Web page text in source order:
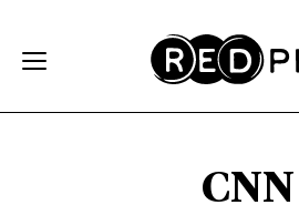
CNN